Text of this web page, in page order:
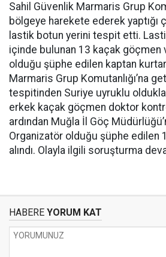
Sahil Güvenlik Marmaris Grup
bölgeye harekete ederek yaptığı
lastik botun yerini tespit etti.
içinde bulunan 13 kaçak göçmen
olduğu şüphe edilen kaptan
Marmaris Grup Komutanlığı’na
tespitinden Suriye uyruklu
erkek kaçak göçmen doktor
ardından Muğla İl Göç
Organizatör olduğu şüphe edilen
alındı. Olayla ilgili soruşturma
HABERE YORUM KAT